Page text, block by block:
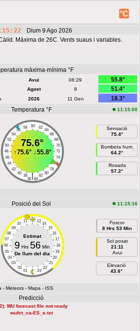
°C
Dium 9 Ago 2026
Màxima de 26C. Vents suaus i variables.
màxima-mínima °F
Avui 06:29
55.8°
Agost 8
51.4°
2026 11 Gen
18.3°
Temperatura °F
11:15:00
60
58 62
56
64
54
66
52
68
50
70
48
72
46
74
44
76
42
78
40
80
38 82
|
36 84
75.6°
↑75.6°↓55.8°
Sensació
75.4°
Bombeta hum.
64.2°
Rosada
57.2°
Posició del Sol 11:15:16
11 13
10
14
09
15
08
16
07
17
06
18
05
19
04
20
03
21
02
22
01 23
Estimat
9 Hrs 56 Min
De llum del dia
Foscor
8 Hrs 53 Min
Sol posat
21:11
Avui
Elevació
43.6°
- Meteors - Mapa - ISS
Predicció
WU forecast file not ready
wufct_ca-ES_e.txt